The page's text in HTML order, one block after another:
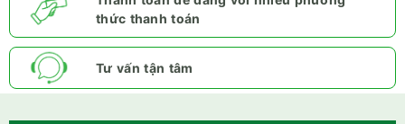
thức thanh toán
Tư vấn tận tâm